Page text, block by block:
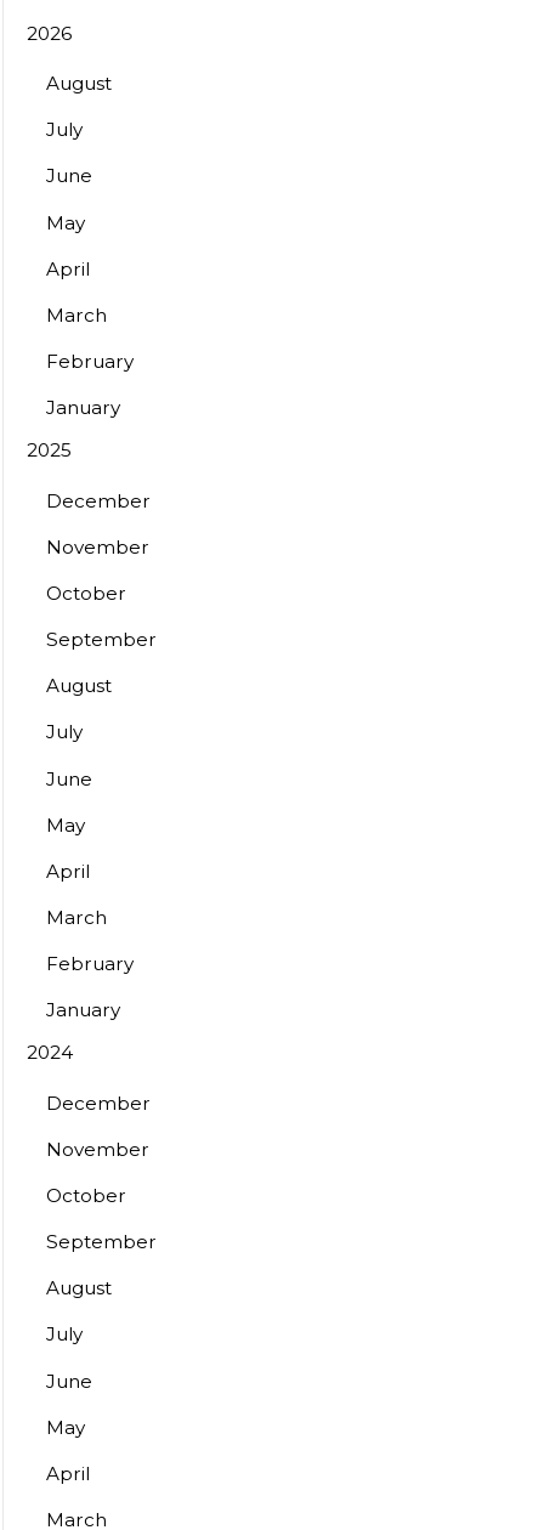
2026
August
July
June
May
April
March
February
January
2025
December
November
October
September
August
July
June
May
April
March
February
January
2024
December
November
October
September
August
July
June
May
April
March